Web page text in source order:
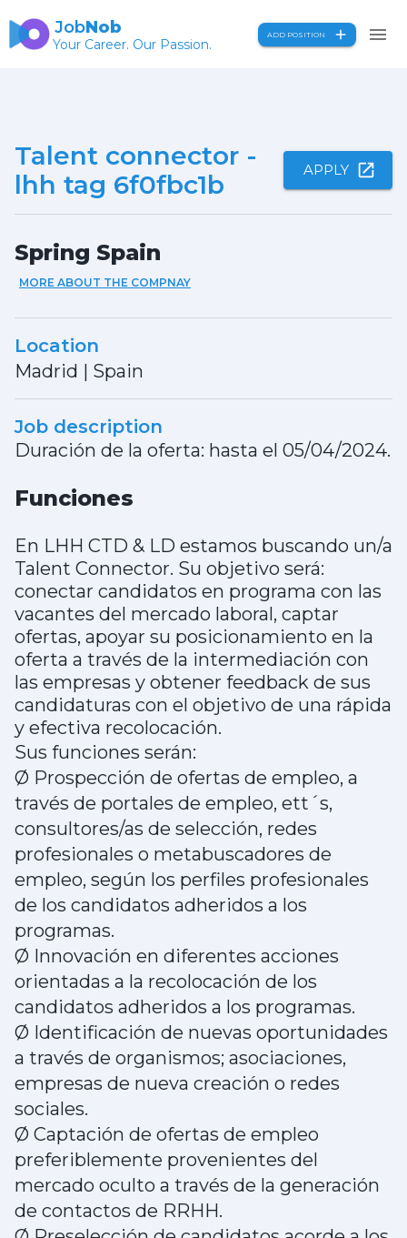
JobNob
Your Career. Our Passion.
ADD POSITION
Talent connector -
lhh tag 6f0fbc1b
APPLY
Spring Spain
MORE ABOUT THE COMPNAY
Location
Madrid | Spain
Job description
Duración de la oferta: hasta el 05/04/2024.
Funciones
En LHH CTD & LD estamos buscando un/a
Talent Connector. Su objetivo será:
conectar candidatos en programa con las
vacantes del mercado laboral, captar
ofertas, apoyar su posicionamiento en la
oferta a través de la intermediación con
las empresas y obtener feedback de sus
candidaturas con el objetivo de una rápida
y efectiva recolocación.
Sus funciones serán:
Ø Prospección de ofertas de empleo, a
través de portales de empleo, ett´s,
consultores/as de selección, redes
profesionales o metabuscadores de
empleo, según los perfiles profesionales
de los candidatos adheridos a los
programas.
Ø Innovación en diferentes acciones
orientadas a la recolocación de los
candidatos adheridos a los programas.
Ø Identificación de nuevas oportunidades
a través de organismos; asociaciones,
empresas de nueva creación o redes
sociales.
Ø Captación de ofertas de empleo
preferiblemente provenientes del
mercado oculto a través de la generación
de contactos de RRHH.